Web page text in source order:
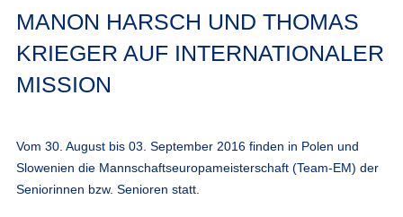
MANON HARSCH UND THOMAS
KRIEGER AUF INTERNATIONALER
MISSION
Vom 30. August bis 03. September 2016 finden in Polen und
Slowenien die Mannschaftseuropameisterschaft (Team-EM) der
Seniorinnen bzw. Senioren statt.